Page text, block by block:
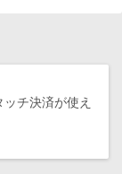
チ決済が使え